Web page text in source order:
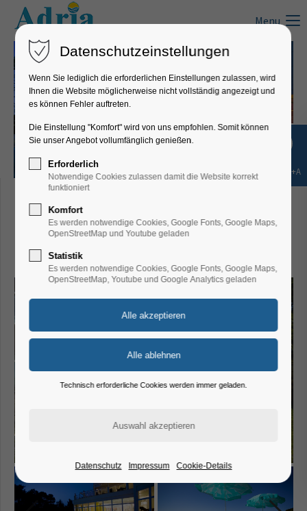
Menu
Hotel Aurora**** Mali
Lošinj/Insel Lošinj
Datenschutzeinstellungen
Wenn Sie lediglich die erforderlichen Einstellungen zulassen, wird
Ihnen die Website möglicherweise nicht vollständig angezeigt und
es können Fehler auftreten.
Die Einstellung "Komfort" wird von uns empfohlen. Somit können
Sie unser Angebot vollumfänglich genießen.
Erforderlich
Notwendige Cookies zulassen damit die Website korrekt
funktioniert
Komfort
Es werden notwendige Cookies, Google Fonts, Google Maps,
OpenStreetMap und Youtube geladen
Statistik
Es werden notwendige Cookies, Google Fonts, Google Maps,
OpenStreetMap, Youtube und Google Analytics geladen
Technisch erforderliche Cookies werden immer geladen.
Datenschutz Impressum Cookie-Details
Shift+Alt+A